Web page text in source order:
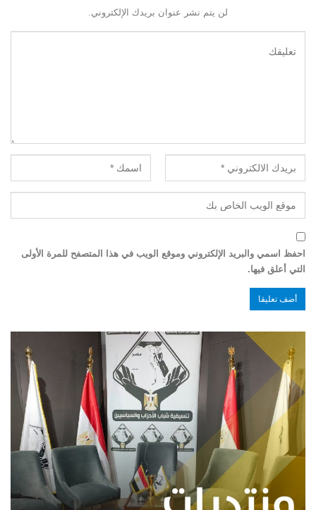
لن يتم نشر عنوان بريدك الإلكتروني.
احفظ اسمي والبريد الإلكتروني وموقع الويب في هذا المتصفح للمرة الأولى
التي أعلق فيها.